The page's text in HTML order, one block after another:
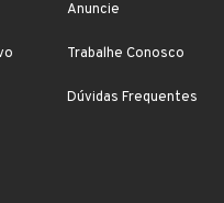
Anuncie
Trabalhe Conosco
Dúvidas Frequentes